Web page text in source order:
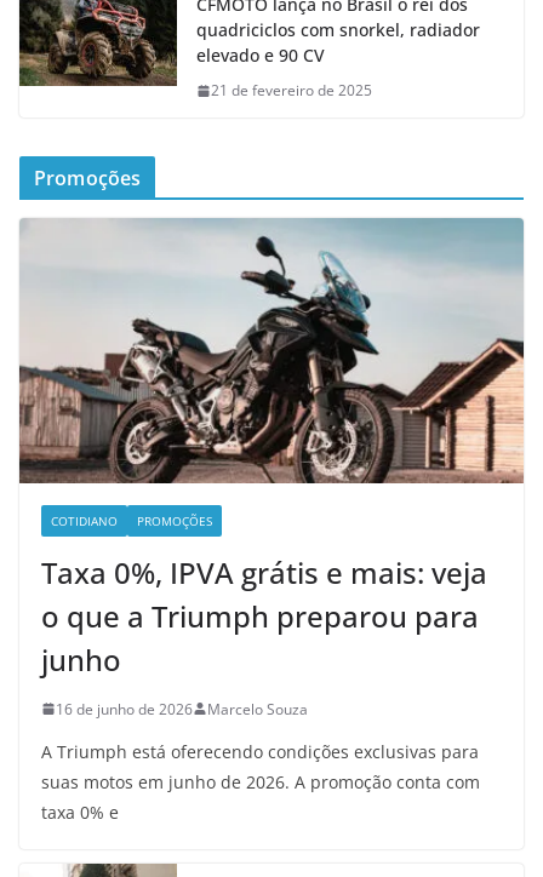
quadriciclos com snorkel, radiador
elevado e 90 CV
21 de fevereiro de 2025
Promoções
COTIDIANO PROMOÇÕES
Taxa 0%, IPVA grátis e mais: veja
o que a Triumph preparou para
junho
16 de junho de 2026 Marcelo Souza
A Triumph está oferecendo condições exclusivas para
suas motos em junho de 2026. A promoção conta com
taxa 0% e